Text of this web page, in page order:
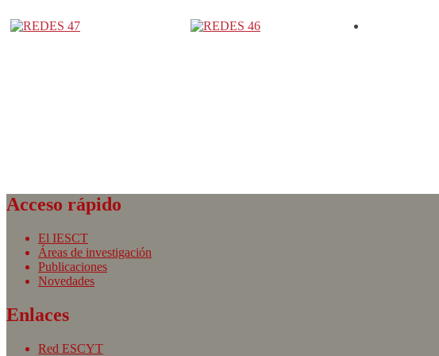
Acceso rápido
El IESCT
Áreas de investigación
Publicaciones
Novedades
Enlaces
Red ESCYT